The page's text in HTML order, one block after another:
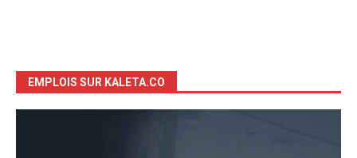
EMPLOIS SUR KALETA.CO